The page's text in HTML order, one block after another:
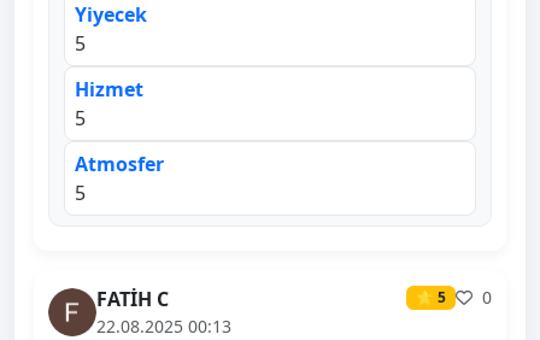
Yiyecek
5
Hizmet
5
Atmosfer
5
FATİH C ⭐ 5
0
22.08.2025 00:13